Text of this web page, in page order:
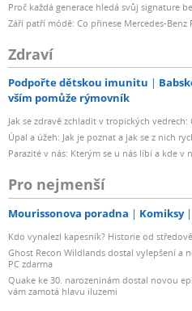
Proč každá generace hledá svůj signature
Září patří módě: Co přinese Mercedes-Benz
Zdraví
Podpořte dětskou imunitu
vším pomůže rýmovník
Jak se zdravě zchladit v tropických
Úpal a úžeh: Jak je poznat a jak se z nich
Parazité v nás: Kterým se u nás líbí a kde v
Pro nejmenší
Mourissonova poradna Komiksy
Kdo vynalezl kapesník? Historie od
Ghost Recon Wildlands dostal vylepšení a
PC zdarma
Quake ke 30. narozeninám dostal novou
vám zamotá hlavu iluzemi